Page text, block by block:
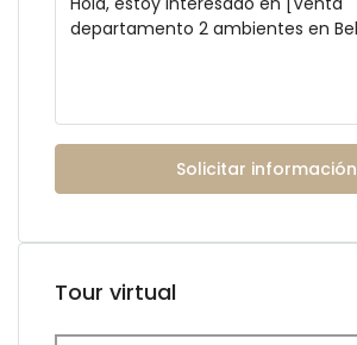
Solicitar información
Tour virtual